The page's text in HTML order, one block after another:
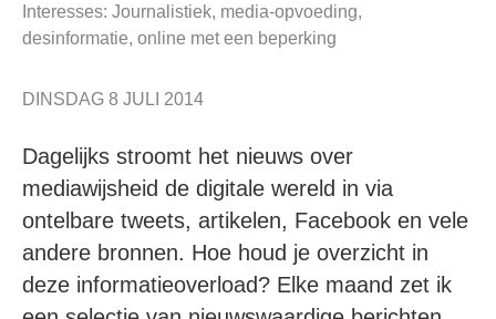
Interesses: Journalistiek, media-opvoeding,
desinformatie, online met een beperking
DINSDAG 8 JULI 2014
Dagelijks stroomt het nieuws over
mediawijsheid de digitale wereld in via
ontelbare tweets, artikelen, Facebook en vele
andere bronnen. Hoe houd je overzicht in
deze informatieoverload? Elke maand zet ik